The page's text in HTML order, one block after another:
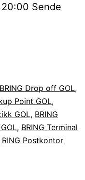
Sende
BRING Drop off GOL,
Point GOL,
GOL, BRING
, BRING Terminal
RING Postkontor